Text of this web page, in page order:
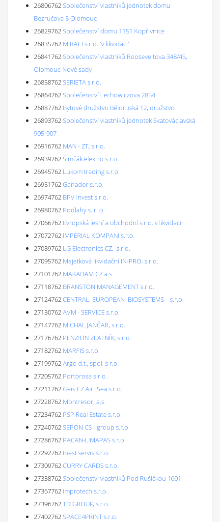
26806762Společenství vlastníků jednotek domu
Bezručova 5 Olomouc
26829762Společenství domu 1151 Kopřivnice
26835762 MIRACI s.r.o. 'v likvidaci'
26841762Společenství vlastníků Rooseveltova 348/45,
Olomouc-Nové sady
26858762SERIETA s.r.o.
26864762Společenství Lechowiczova 2854
26887762 Bytové družstvo Běloruská 12, družstvo
26893762Společenství vlastníků jednotek Svatováclavská
905-907
26916762 MAN - ZT, s.r.o.
26939762Šimčák elektro s.r.o.
26945762 Lukom trading s.r.o.
26951762Ganador s.r.o.
26974762 BPV Invest s.r.o.
26980762 Podlahy s. r. o.
27066762 Evropská lesní a obchodní s.r.o. v likvidaci
27072762 IMPERIAL KOMPANI s.r.o.
27089762 LG Electronics CZ, s.r.o.
27095762 Majetková likvidační IN-PRO, s.r.o.
27101762 MAKADAM CZ a.s.
27118762 BRANSTON MANAGEMENT s.r.o.
27124762CENTRAL EUROPEAN BIOSYSTEMS s.r.o.
27130762AVM - SERVICE s.r.o.
27147762 MICHAL JANČAR, s.r.o.
27176762 PENZION ZLATNÍK, s.r.o.
27182762 MARFIS s.r.o.
27199762Argo d.t., spol. s r.o.
27205762 Portorosa s.r.o.
27211762Geis CZ Air+Sea s.r.o.
27228762 Montresor, a.s.
27234762 PSP Real Estate s.r.o.
27240762SEPON CS - group s.r.o.
27286762 PACAN-LIMAPAS s.r.o.
27292762 Inest servis s.r.o.
27309762CURRY CARDS s.r.o.
27338762Společenství vlastníků Pod Rušičkou 1601
27367762 improtech s.r.o.
27396762TD GROUP, s.r.o.
27402762SPACE4PRINT s.r.o.